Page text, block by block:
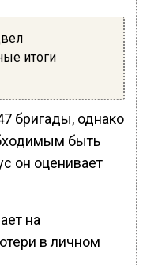
итоги
бригады, однако
быть
он оценивает
на
в личном